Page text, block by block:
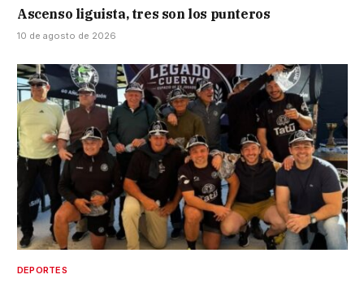
Ascenso liguista, tres son los punteros
10 de agosto de 2026
DEPORTES